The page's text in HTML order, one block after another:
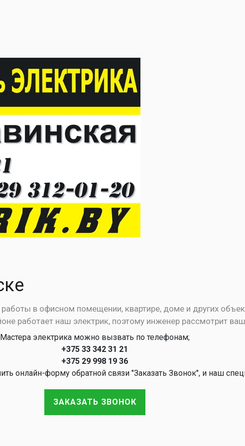
в офисном помещении, квартире, доме и других
работает наш электрик, поэтому инженер рассмотрит
Мастера электрика можно вызвать по телефонам;
+375 33 342 31 21
+375 29 998 19 36
онлайн-форму обратной связи "Заказать Звонок", и наш
ЗАКАЗАТЬ ЗВОНОК